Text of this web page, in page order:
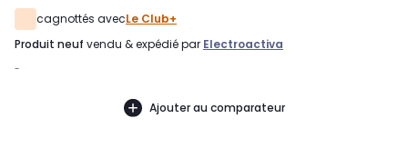
cagnottés avecLe Club+
produit neuf vendu & expédié par Electroactiva
-
Ajouter au comparateur